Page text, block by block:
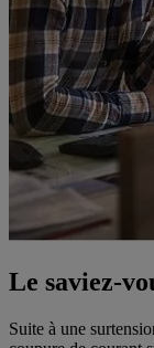
Le saviez-
Suite à une